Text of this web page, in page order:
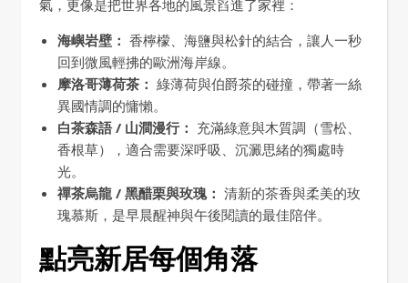
氣，更像是把世界各地的風景舀進了家裡：
海嶼岩壁： 香檸檬、海鹽與松針的結合，讓人一秒
回到微風輕拂的歐洲海岸線。
摩洛哥薄荷茶： 綠薄荷與伯爵茶的碰撞，帶著一絲
異國情調的慵懶。
白茶森語 / 山澗漫行： 充滿綠意與木質調（雪松、
香根草），適合需要深呼吸、沉澱思緒的獨處時
光。
禪茶烏龍 / 黑醋栗與玫瑰： 清新的茶香與柔美的玫
瑰慕斯，是早晨醒神與午後閱讀的最佳陪伴。
點亮新居每個角落